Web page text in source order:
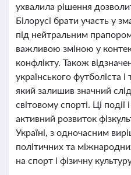
ухвалила рішення
Білорусі брати участь у
під нейтральним
важливою зміною у
конфлікту. Також
українського футболіста
який залишив значний
світовому спорті. Ці події
активний розвиток
Україні, з одночасним
політичних та
на спорт і фізичну